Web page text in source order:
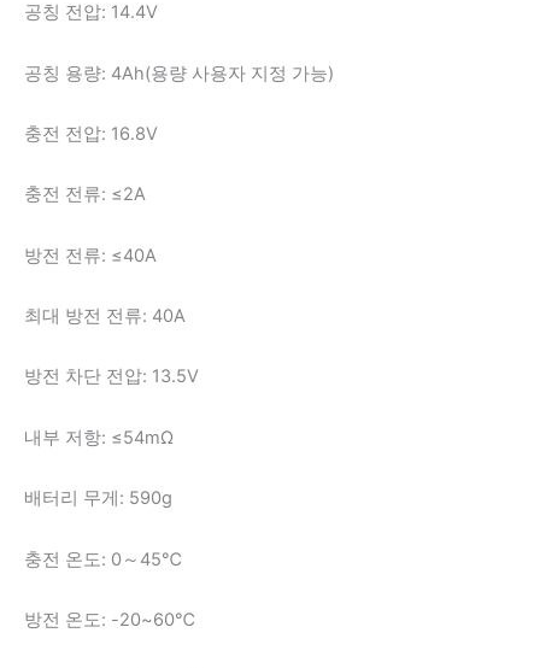
공칭 전압: 14.4V
공칭 용량: 4Ah(용량 사용자 지정 가능)
충전 전압: 16.8V
충전 전류: ≤2A
방전 전류: ≤40A
최대 방전 전류: 40A
방전 차단 전압: 13.5V
내부 저항: ≤54mΩ
배터리 무게: 590g
충전 온도: 0～45℃
방전 온도: -20~60℃